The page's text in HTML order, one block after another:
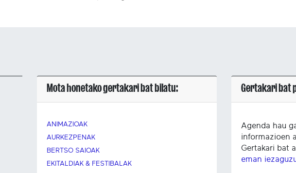
Mota honetako gertakari bat bilatu:
ANIMAZIOAK
AURKEZPENAK
BERTSO SAIOAK
EKITALDIAK & FESTIBALAK
Gertakari bat
Agenda hau
informazioen
Gertakari bat
eman